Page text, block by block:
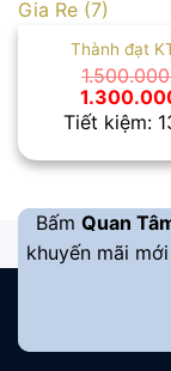
Thành đạt
Giá
gốc
là:
Tiết kiệm:
Bấm Quan
khuyến mãi